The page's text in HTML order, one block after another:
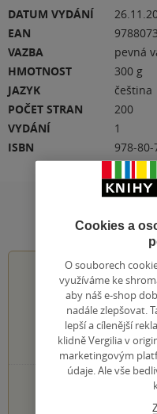
DATUM VYDÁNÍ
EAN
VAZBA
pevná
HMOTNOST
300 g
JAZYK
čeština
POČET STRAN
200
VYDÁNÍ
1
ISBN
978-
Hodnocení
1
Cookies a
O souborech
využíváme ke
aby náš e-shop
nadále zlepšovat.
lepší a cílenější
klidně Vergilia v
marketingovým
údaje. Ale vše